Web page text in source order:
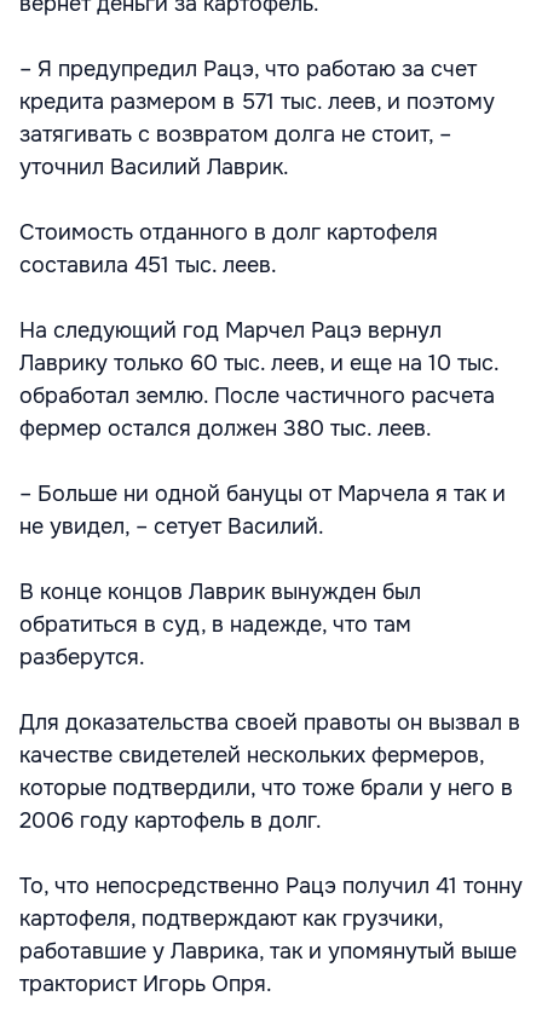
– Я предупредил Рацэ, что работаю за счет
кредита размером в 571 тыс. леев, и поэтому
затягивать с возвратом долга не стоит, –
уточнил Василий Лаврик.
Стоимость отданного в долг картофеля
составила 451 тыс. леев.
На следующий год Марчел Рацэ вернул
Лаврику только 60 тыс. леев, и еще на 10 тыс.
обработал землю. После частичного расчета
фермер остался должен 380 тыс. леев.
– Больше ни одной бануцы от Марчела я так и
не увидел, – сетует Василий.
В конце концов Лаврик вынужден был
обратиться в суд, в надежде, что там
разберутся.
Для доказательства своей правоты он вызвал в
качестве свидетелей нескольких фермеров,
которые подтвердили, что тоже брали у него в
2006 году картофель в долг.
То, что непосредственно Рацэ получил 41 тонну
картофеля, подтверждают как грузчики,
работавшие у Лаврика, так и упомянутый выше
тракторист Игорь Опря.